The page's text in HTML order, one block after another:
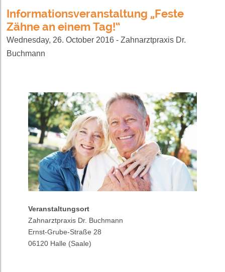
Informationsveranstaltung „Feste
Zähne an einem Tag!“
Wednesday, 26. October 2016 - Zahnarztpraxis Dr.
Buchmann
Veranstaltungsort
Zahnarztpraxis Dr. Buchmann
Ernst-Grube-Straße 28
06120 Halle (Saale)